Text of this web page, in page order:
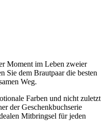
Moment im Leben zweier
Sie dem Brautpaar die besten
Weg.
Farben und nicht zuletzt
der Geschenkbuchserie
Mitbringsel für jeden